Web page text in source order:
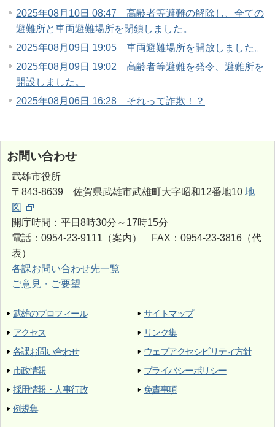
2025年08月10日 08:47 高齢者等避難の解除し、全ての
避難所と車両避難場所を閉鎖しました。
2025年08月09日 19:05 車両避難場所を開放しました。
2025年08月09日 19:02 高齢者等避難を発令、避難所を
開設しました。
2025年08月06日 16:28 それって詐欺！？
お問い合わせ
武雄市役所
〒843-8639 佐賀県武雄市武雄町大字昭和12番地10 地
図
開庁時間：平日8時30分～17時15分
電話：0954-23-9111（案内） FAX：0954-23-3816（代
表）
各課お問い合わせ先一覧
ご意見・ご要望
武雄のプロフィール
アクセス
各課お問い合わせ
市政情報
採用情報・人事行政
例規集
サイトマップ
リンク集
ウェブアクセシビリティ方針
プライバシーポリシー
免責事項